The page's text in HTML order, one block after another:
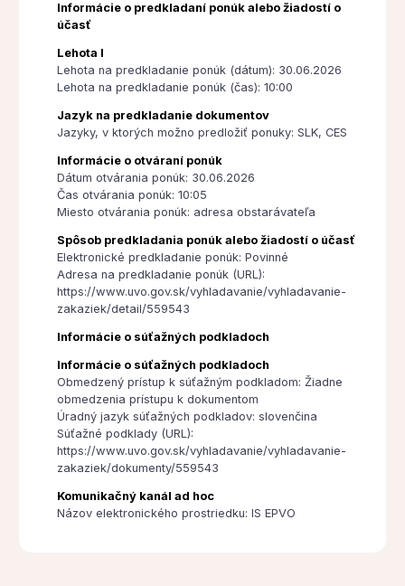
Informácie o predkladaní ponúk alebo žiadostí o
účasť
Lehota I
Lehota na predkladanie ponúk (dátum): 30.06.2026
Lehota na predkladanie ponúk (čas): 10:00
Jazyk na predkladanie dokumentov
Jazyky, v ktorých možno predložiť ponuky: SLK, CES
Informácie o otváraní ponúk
Dátum otvárania ponúk: 30.06.2026
Čas otvárania ponúk: 10:05
Miesto otvárania ponúk: adresa obstarávateľa
Spôsob predkladania ponúk alebo žiadostí o účasť
Elektronické predkladanie ponúk: Povinné
Adresa na predkladanie ponúk (URL):
https://www.uvo.gov.sk/vyhladavanie/vyhladavanie-
zakaziek/detail/559543
Informácie o súťažných podkladoch
Informácie o súťažných podkladoch
Obmedzený prístup k súťažným podkladom: Žiadne
obmedzenia prístupu k dokumentom
Úradný jazyk súťažných podkladov: slovenčina
Súťažné podklady (URL):
https://www.uvo.gov.sk/vyhladavanie/vyhladavanie-
zakaziek/dokumenty/559543
Komunikačný kanál ad hoc
Názov elektronického prostriedku: IS EPVO